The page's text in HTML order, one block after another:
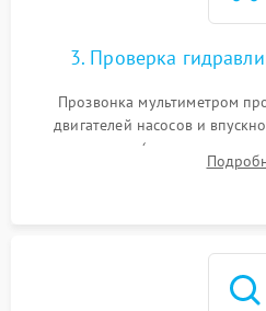
3. Проверка
Прозвонка мультиметром
двигателей насосов и
прессостата (датчика уровня
концевика дверцы и